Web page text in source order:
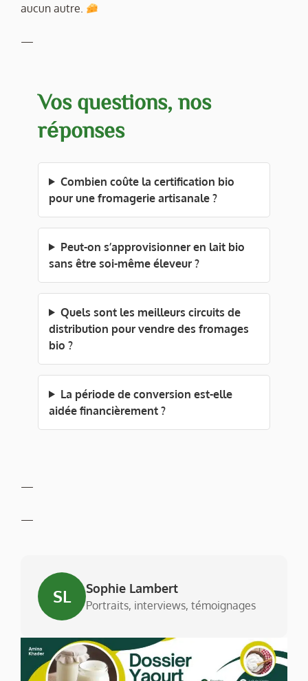
aucun autre.
—
Vos questions, nos
réponses
Combien coûte la certification bio
pour une fromagerie artisanale ?
Peut-on s’approvisionner en lait bio
sans être soi-même éleveur ?
Quels sont les meilleurs circuits de
distribution pour vendre des fromages
bio ?
La période de conversion est-elle
aidée financièrement ?
—
—
SL Sophie Lambert
Portraits, interviews, témoignages